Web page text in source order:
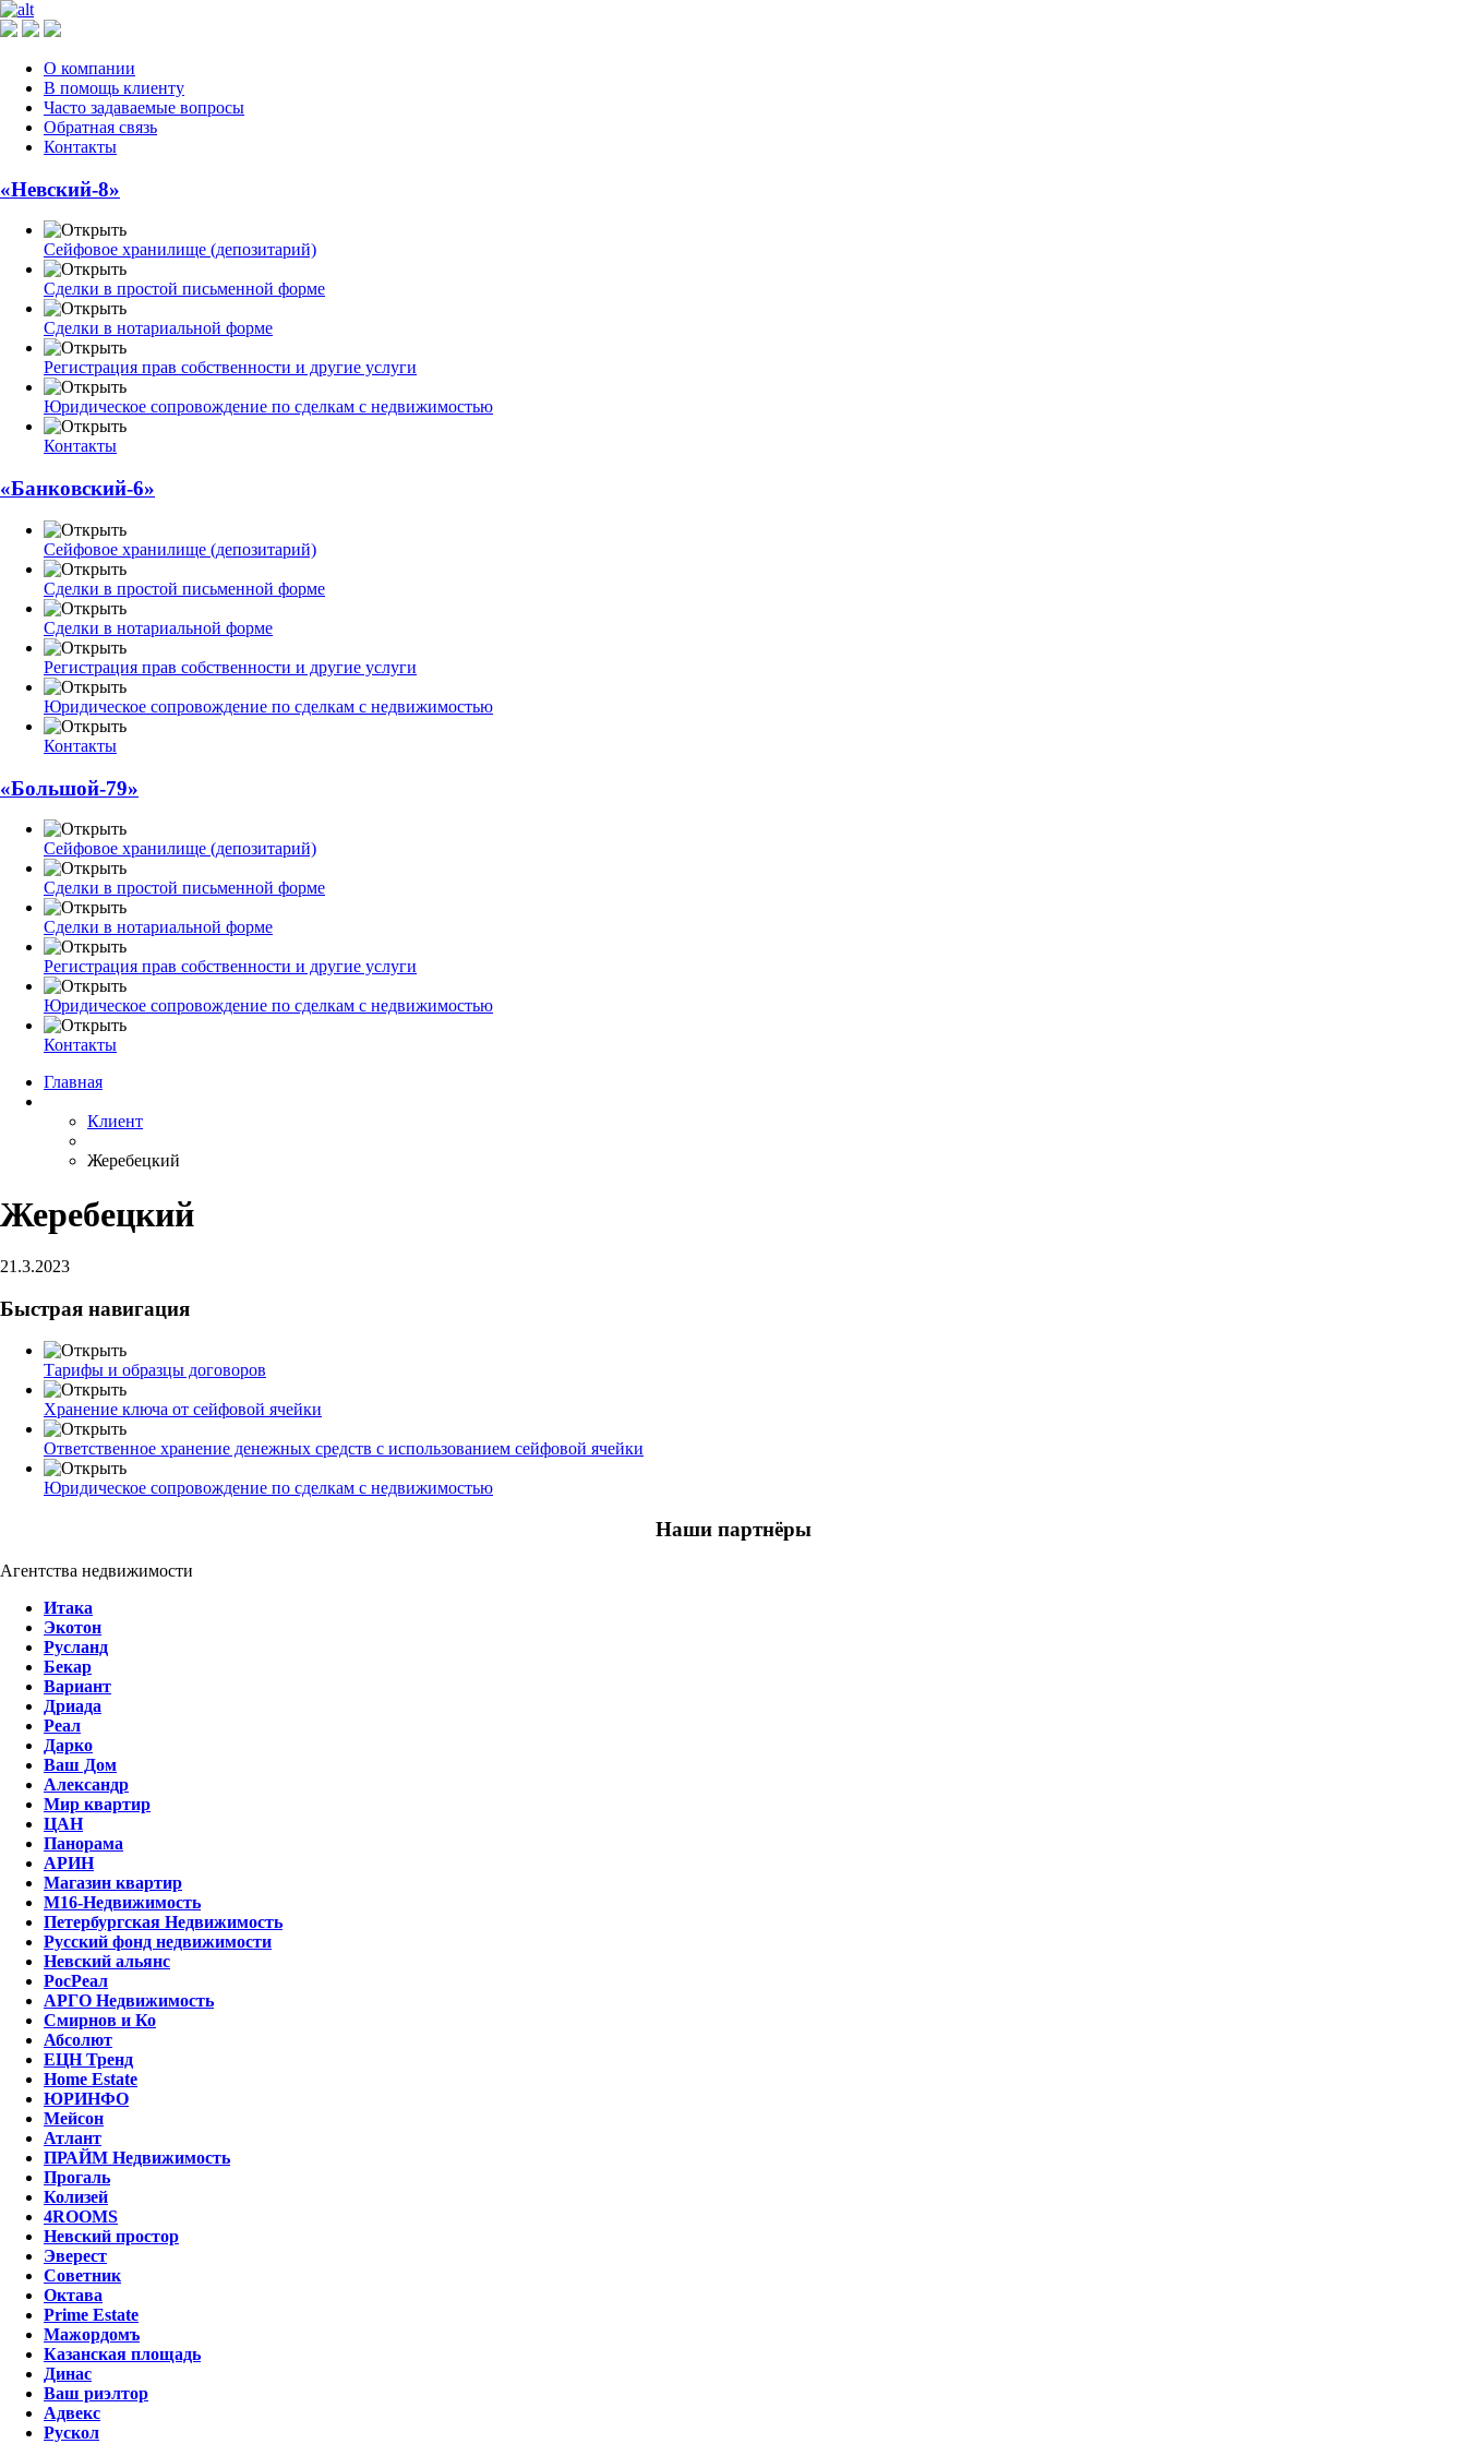
О компании
В помощь клиенту
Часто задаваемые вопросы
Обратная связь
Контакты
«Невский-8»
Сейфовое хранилище (депозитарий)
Сделки в простой письменной форме
Сделки в нотариальной форме
Регистрация прав собственности и другие услуги
Юридическое сопровождение по сделкам с недвижимостью
Контакты
«Банковский-6»
Сейфовое хранилище (депозитарий)
Сделки в простой письменной форме
Сделки в нотариальной форме
Регистрация прав собственности и другие услуги
Юридическое сопровождение по сделкам с недвижимостью
Контакты
«Большой-79»
Сейфовое хранилище (депозитарий)
Сделки в простой письменной форме
Сделки в нотариальной форме
Регистрация прав собственности и другие услуги
Юридическое сопровождение по сделкам с недвижимостью
Контакты
Главная
Клиент
Жеребецкий
Жеребецкий
21.3.2023
Быстрая навигация
Тарифы и образцы договоров
Хранение ключа от сейфовой ячейки
Ответственное хранение денежных средств с использованием сейфовой ячейки
Юридическое сопровождение по сделкам с недвижимостью
Наши партнёры
Агентства недвижимости
Итака
Экотон
Русланд
Бекар
Вариант
Дриада
Реал
Дарко
Ваш Дом
Александр
Мир квартир
ЦАН
Панорама
АРИН
Магазин квартир
М16-Недвижимость
Петербургская Недвижимость
Русский фонд недвижимости
Невский альянс
РосРеал
АРГО Недвижимость
Смирнов и Ко
Абсолют
ЕЦН Тренд
Home Estate
ЮРИНФО
Мейсон
Атлант
ПРАЙМ Недвижимость
Прогаль
Колизей
4ROOMS
Невский простор
Эверест
Советник
Октава
Prime Estate
Мажордомъ
Казанская площадь
Динас
Ваш риэлтор
Адвекс
Рускол